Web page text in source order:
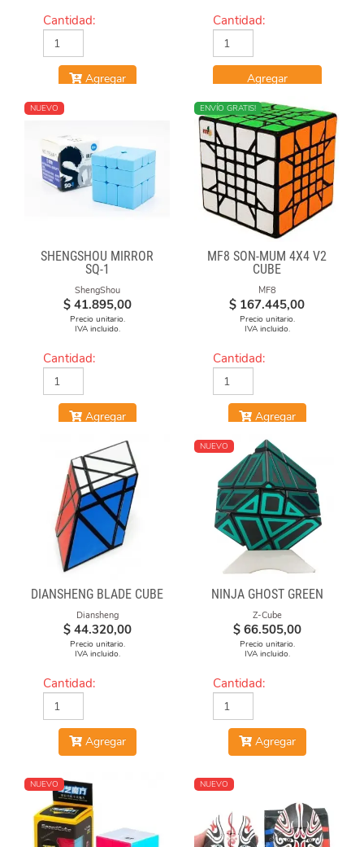
Cantidad:
Agregar
Cantidad:
Agregar
NUEVO
SHENGSHOU MIRROR
SQ-1
ShengShou
$ 41.895,00
Precio unitario.
IVA incluido.
Cantidad:
Agregar
ENVÍO GRATIS!
MF8 SON-MUM 4X4 V2
CUBE
MF8
$ 167.445,00
Precio unitario.
IVA incluido.
Cantidad:
Agregar
DIANSHENG BLADE CUBE
Diansheng
$ 44.320,00
Precio unitario.
IVA incluido.
Cantidad:
Agregar
NUEVO
NINJA GHOST GREEN
Z-Cube
$ 66.505,00
Precio unitario.
IVA incluido.
Cantidad:
Agregar
NUEVO NUEVO